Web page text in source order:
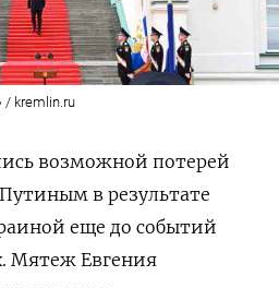
/ kremlin.ru
возможной потерей
в результате
еще до событий
Мятеж Евгения